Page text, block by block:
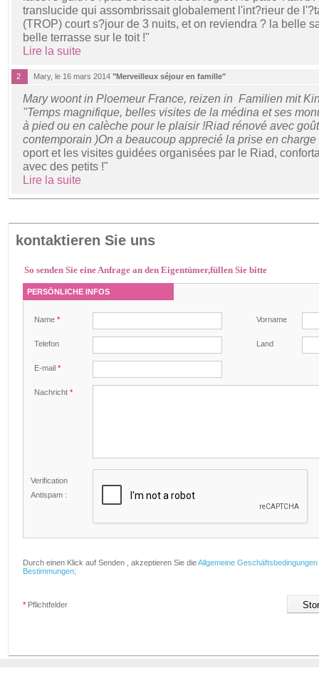
translucide qui assombrissait globalement l'int?rieur de
(TROP) court s?jour de 3 nuits, et on reviendra ? la belle
belle terrasse sur le toit !"
Lire la suite
2 Mary, le 16 mars 2014 "Merveilleux séjour en famille"
Mary woont in Ploemeur France, reizen in Familien mit
"Temps magnifique, belles visites de la médina et ses
à pied ou en calèche pour le plaisir !Riad rénové avec
contemporain )On a beaucoup apprecié la prise en
oport et les visites guidées organisées par le Riad,
avec des petits !"
Lire la suite
kontaktieren Sie uns
So senden Sie eine Anfrage an den Eigentümer,füllen Sie bitte
PERSÖNLICHE INFOS
Name * Vorname
Telefon Land
E-mail *
Nachricht *
Verification
Antispam :
Durch einen Klick auf Senden , akzeptieren Sie dieAllgemeine Geschäftsbedingungen
Bestimmungen;
* Pflichtfelder